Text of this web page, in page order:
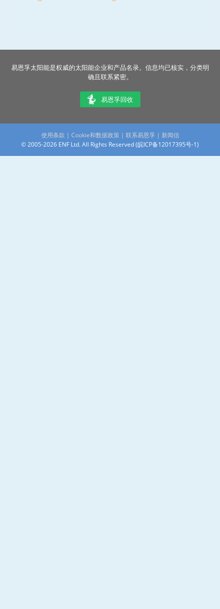
易恩孚太阳能是权威的太阳能企业和产品名录。信息均已核实，分类明
确且联系紧密。
易恩孚回收
使用条款 | Cookie和数据政策| 联系易恩孚 | 新闻信
© 2005-2026 ENF Ltd. All Rights Reserved (皖ICP备12017395号-1)